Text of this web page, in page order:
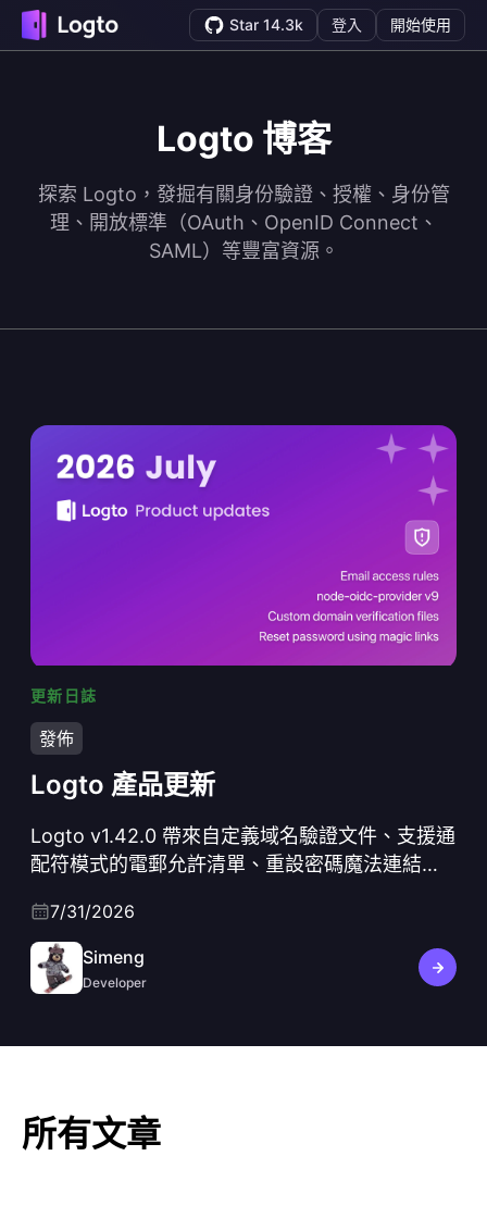
Star 14.3k 登入 開始使用
Logto 博客
探索 Logto，發掘有關身份驗證、授權、身份管
理、開放標準（OAuth、OpenID Connect、
SAML）等豐富資源。
更新日誌
發佈
Logto 產品更新
Logto v1.42.0 帶來自定義域名驗證文件、支援通
配符模式的電郵允許清單、重設密碼魔法連結、
刷新，包括 node-oidc-provider v9、Koa 3，並
預設啟用SSR F保護。
7/31/2026
Simeng
Developer
Logto 產品更新
所有文章